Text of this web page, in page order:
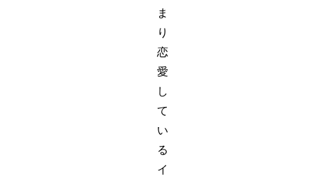
ま
り
恋
愛
し
て
い
る
イ